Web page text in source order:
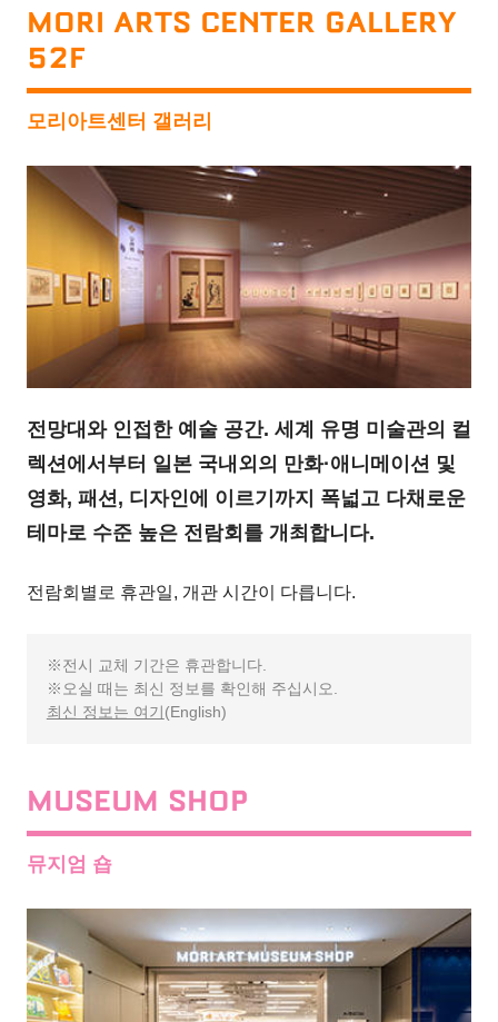
MORI ARTS CENTER GALLERY
52F
모리아트센터 갤러리
전망대와 인접한 예술 공간. 세계 유명 미술관의 컬
렉션에서부터 일본 국내외의 만화·애니메이션 및
영화, 패션, 디자인에 이르기까지 폭넓고 다채로운
테마로 수준 높은 전람회를 개최합니다.
전람회별로 휴관일, 개관 시간이 다릅니다.
전시 교체 기간은 휴관합니다.
오실 때는 최신 정보를 확인해 주십시오.
최신 정보는 여기(English)
MUSEUM SHOP
뮤지엄 숍